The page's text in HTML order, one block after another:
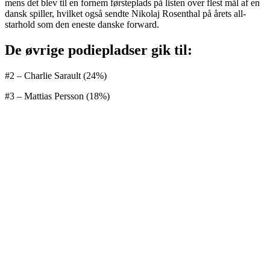
mens det blev til en fornem førsteplads på listen over flest mål af en
dansk spiller, hvilket også sendte Nikolaj Rosenthal på årets all-
starhold som den eneste danske forward.
De øvrige podiepladser gik til:
#2 – Charlie Sarault (24%)
#3 – Mattias Persson (18%)